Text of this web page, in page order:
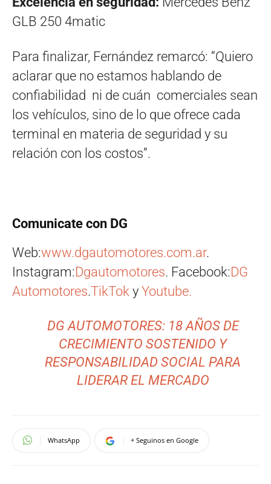
GLB 250 4matic
Para finalizar, Fernández remarcó: “Quiero
aclarar que no estamos hablando de
confiabilidad ni de cuán comerciales sean
los vehículos, sino de lo que ofrece cada
terminal en materia de seguridad y su
relación con los costos”.
Comunicate con DG
Web:www.dgautomotores.com.ar.
Instagram:Dgautomotores. Facebook:DG
Automotores.TikTok y Youtube.
DG AUTOMOTORES: 18 AÑOS DE
CRECIMIENTO SOSTENIDO Y
RESPONSABILIDAD SOCIAL PARA
LIDERAR EL MERCADO
WhatsApp + Seguinos en Google